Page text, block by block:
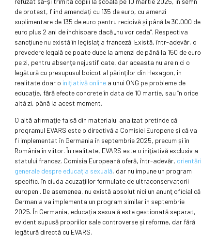
de protest, fiind amendați cu 135 de euro, cu amenzi
suplimentare de 135 de euro pentru recidivă și până la 30.000 de
euro plus 2 ani de închisoare dacă „nu vor ceda”. Respectiva
sancţiune nu există în legislaţia franceză. Există, într-adevăr, o
prevedere legală ce poate duce la amenzi de până la 150 de euro
pe zi, pentru absenţe nejustificate, dar aceasta nu are nici o
legătură cu presupusul boicot al părinţilor din Hexagon, în
realitate doar o iniţiativă online a unui ONG pe probleme de
educaţie, fără efecte concrete în data de 10 martie, sau în orice
altă zi, până la acest moment.
O altă afirmaţie falsă din materialul analizat pretinde că
programul EVARS este o directivă a Comisiei Europene și că va
fi implementat în Germania în septembrie 2025, precum și în
România în viitor. În realitate, EVARS este o iniţiativă exclusiv a
statului francez. Comisia Europeană oferă, într-adevăr, orientări
generale despre educația sexuală, dar nu impune un program
specific, în ciuda acuzaţiilor formulate de ultraconservatorii
europeni. De asemenea, nu există absolut nici un anunţ oficial că
Germania va implementa un program similar în septembrie
2025. În Germania, educația sexuală este gestionată separat,
evident supusă propriilor sale controverse și reforme, dar fără
legătură directă cu EVARS.